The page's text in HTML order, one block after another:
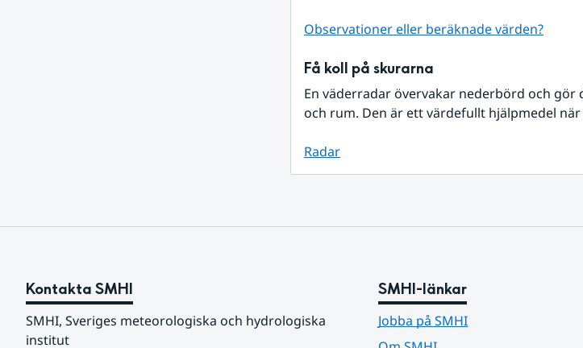
Observationer eller beräknade värden?
Få koll på skurarna
En väderradar övervakar nederbörd och
och rum. Den är ett värdefullt hjälpmedel
Radar
Kontakta SMHI
SMHI, Sveriges meteorologiska och hydrologiska
institut
SMHI-länkar
Jobba på SMHI